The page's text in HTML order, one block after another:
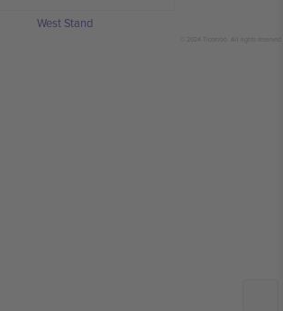
© 2024 Ticombo. All rights reserved
West Stand